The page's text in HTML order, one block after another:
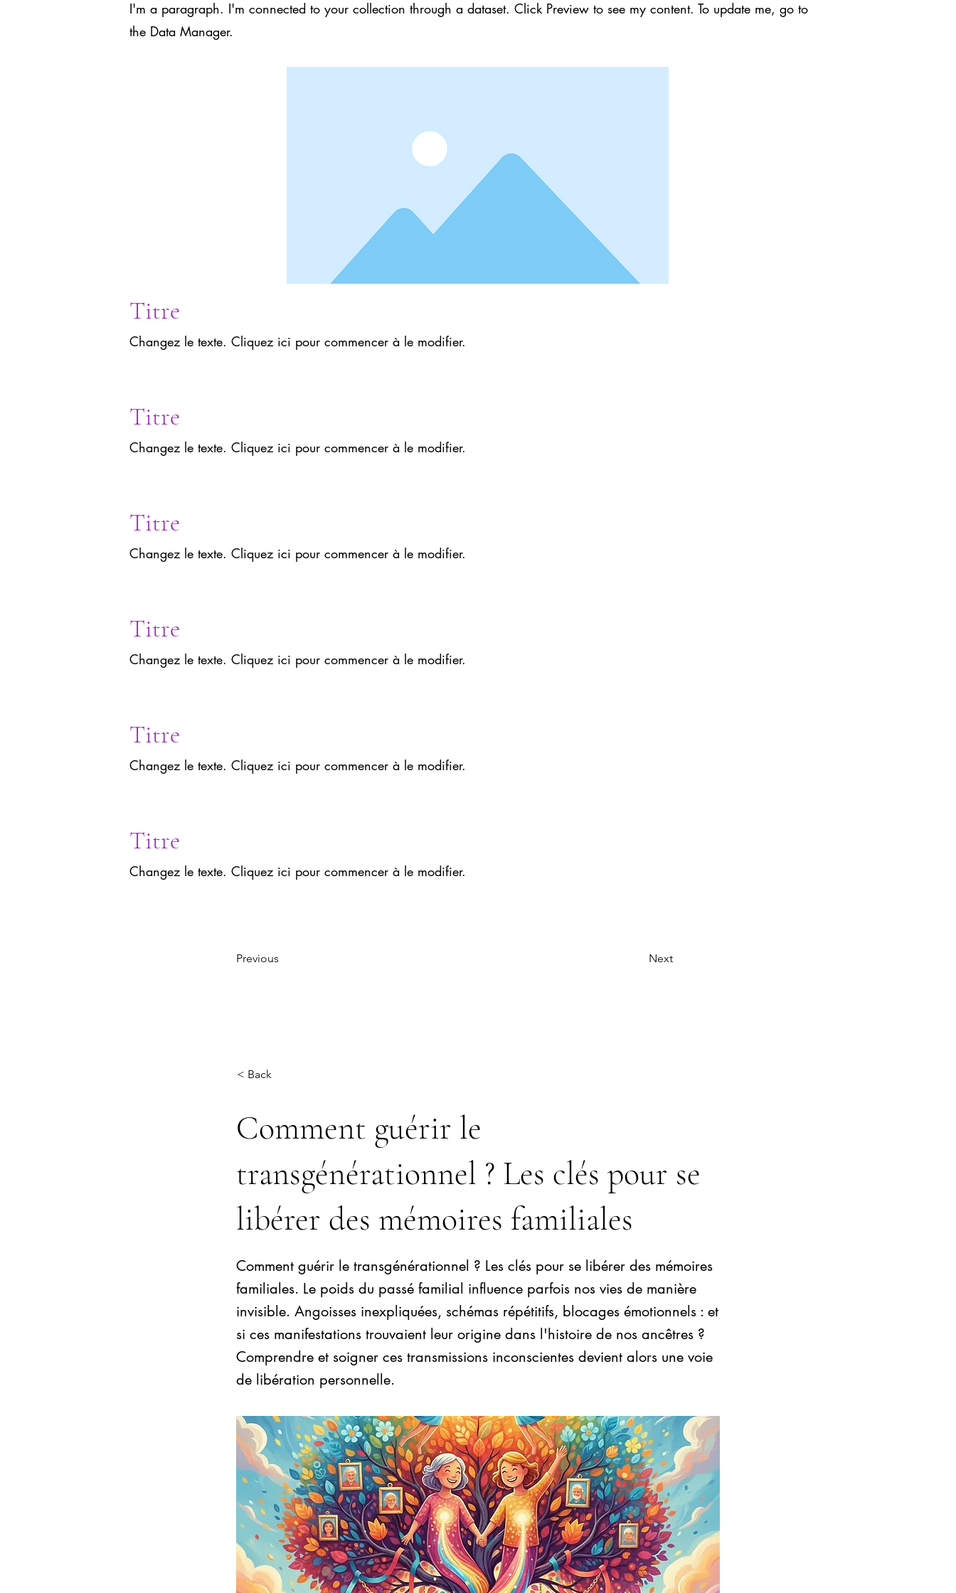
I'm a paragraph. I'm connected to your collection through a dataset. Click Preview to see my content. To update me, go to
the Data Manager.
Titre
Changez le texte. Cliquez ici pour commencer à le modifier.
Titre
Changez le texte. Cliquez ici pour commencer à le modifier.
Titre
Changez le texte. Cliquez ici pour commencer à le modifier.
Titre
Changez le texte. Cliquez ici pour commencer à le modifier.
Titre
Changez le texte. Cliquez ici pour commencer à le modifier.
Titre
Changez le texte. Cliquez ici pour commencer à le modifier.
Previous Next
< Back
Comment guérir le
transgénérationnel ? Les clés pour se
libérer des mémoires familiales
Comment guérir le transgénérationnel ? Les clés pour se libérer des mémoires
familiales. Le poids du passé familial influence parfois nos vies de manière
invisible. Angoisses inexpliquées, schémas répétitifs, blocages émotionnels : et
si ces manifestations trouvaient leur origine dans l'histoire de nos ancêtres ?
Comprendre et soigner ces transmissions inconscientes devient alors une voie
de libération personnelle.